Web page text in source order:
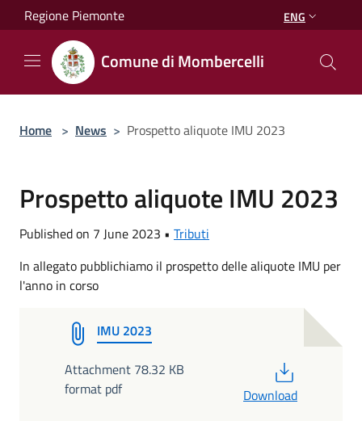
Salta al contenuto principale
Regione Piemonte ENG
Comune di Mombercelli
Home > News > Prospetto aliquote IMU 2023
Prospetto aliquote IMU 2023
Published on 7 June 2023 • Tributi
In allegato pubblichiamo il prospetto delle aliquote IMU per
l'anno in corso
IMU 2023
Attachment 78.32 KB
format pdf
Download